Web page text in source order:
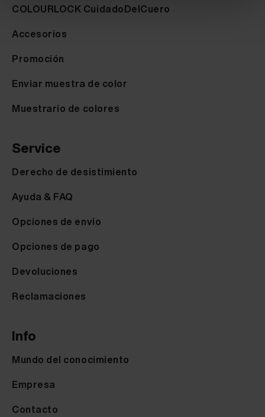
COLOURLOCK CuidadoDelCuero
Accesorios
Promoción
Enviar muestra de color
Muestrario de colores
Service
Derecho de desistimiento
Ayuda & FAQ
Opciones de envio
Opciones de pago
Devoluciones
Reclamaciones
Info
Mundo del conocimiento
Empresa
Contacto